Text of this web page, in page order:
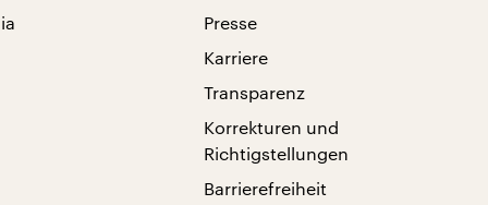
Presse
Karriere
Transparenz
Korrekturen und
Richtigstellungen
Barrierefreiheit